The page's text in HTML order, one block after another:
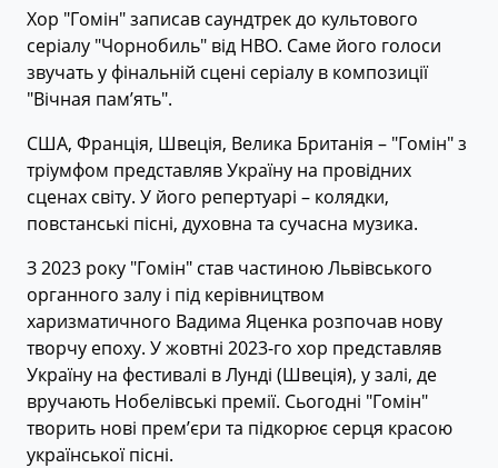
Хор "Гомін" записав саундтрек до культового
серіалу "Чорнобиль" від HBO. Саме його голоси
звучать у фінальній сцені серіалу в композиції
"Вічная пам’ять".
США, Франція, Швеція, Велика Британія – "Гомін" з
тріумфом представляв Україну на провідних
сценах світу. У його репертуарі – колядки,
повстанські пісні, духовна та сучасна музика.
З 2023 року "Гомін" став частиною Львівського
органного залу і під керівництвом
харизматичного Вадима Яценка розпочав нову
творчу епоху. У жовтні 2023-го хор представляв
Україну на фестивалі в Лунді (Швеція), у залі, де
вручають Нобелівські премії. Сьогодні "Гомін"
творить нові прем’єри та підкорює серця красою
української пісні.